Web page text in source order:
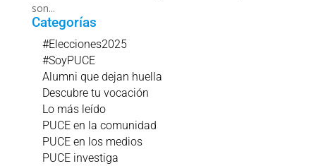
son...
Categorías
#Elecciones2025
#SoyPUCE
Alumni que dejan huella
Descubre tu vocación
Lo más leído
PUCE en la comunidad
PUCE en los medios
PUCE investiga